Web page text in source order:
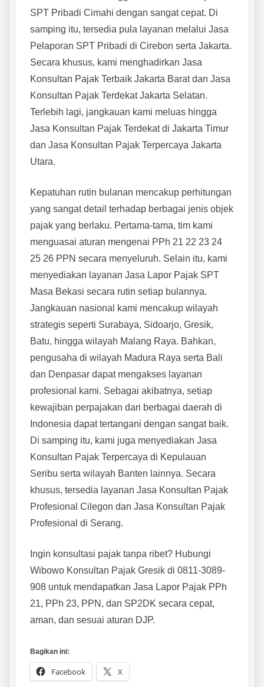
SPT Pribadi Cimahi dengan sangat cepat. Di
samping itu, tersedia pula layanan melalui Jasa
Pelaporan SPT Pribadi di Cirebon serta Jakarta.
Secara khusus, kami menghadirkan Jasa
Konsultan Pajak Terbaik Jakarta Barat dan Jasa
Konsultan Pajak Terdekat Jakarta Selatan.
Terlebih lagi, jangkauan kami meluas hingga
Jasa Konsultan Pajak Terdekat di Jakarta Timur
dan Jasa Konsultan Pajak Terpercaya Jakarta
Utara.
Kepatuhan rutin bulanan mencakup perhitungan
yang sangat detail terhadap berbagai jenis objek
pajak yang berlaku. Pertama-tama, tim kami
menguasai aturan mengenai PPh 21 22 23 24
25 26 PPN secara menyeluruh. Selain itu, kami
menyediakan layanan Jasa Lapor Pajak SPT
Masa Bekasi secara rutin setiap bulannya.
Jangkauan nasional kami mencakup wilayah
strategis seperti Surabaya, Sidoarjo, Gresik,
Batu, hingga wilayah Malang Raya. Bahkan,
pengusaha di wilayah Madura Raya serta Bali
dan Denpasar dapat mengakses layanan
profesional kami. Sebagai akibatnya, setiap
kewajiban perpajakan dari berbagai daerah di
Indonesia dapat tertangani dengan sangat baik.
Di samping itu, kami juga menyediakan Jasa
Konsultan Pajak Terpercaya di Kepulauan
Seribu serta wilayah Banten lainnya. Secara
khusus, tersedia layanan Jasa Konsultan Pajak
Profesional Cilegon dan Jasa Konsultan Pajak
Profesional di Serang.
Ingin konsultasi pajak tanpa ribet? Hubungi
Wibowo Konsultan Pajak Gresik di 0811-3089-
908 untuk mendapatkan Jasa Lapor Pajak PPh
21, PPh 23, PPN, dan SP2DK secara cepat,
aman, dan sesuai aturan DJP.
Bagikan ini:
Facebook X